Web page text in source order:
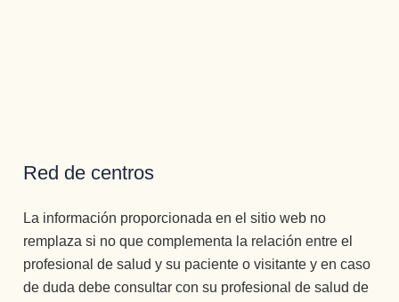
Red de centros
La información proporcionada en el sitio web no
remplaza si no que complementa la relación entre el
profesional de salud y su paciente o visitante y en caso
de duda debe consultar con su profesional de salud de